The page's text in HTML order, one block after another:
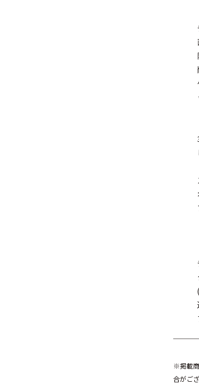
※掲載
合がご